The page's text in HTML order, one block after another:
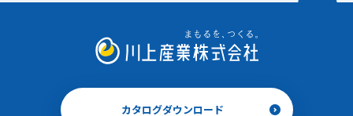
カタログダウンロード